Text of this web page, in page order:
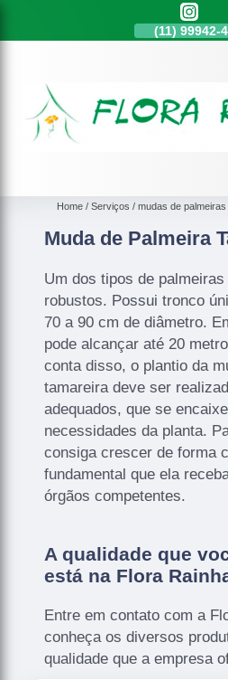
(11) 99942-
Home Serviços mudas de palmeiras
Muda de Palmeira
Um dos tipos de
robustos. Possui tronco
70 a 90 cm de diâmetro.
pode alcançar até 20
conta disso, o plantio da
tamareira deve ser
adequados, que se
necessidades da planta.
consiga crescer de forma
fundamental que ela
órgãos competentes.
A qualidade que
está na Flora
Entre em contato com a
conheça os diversos
qualidade que a empresa